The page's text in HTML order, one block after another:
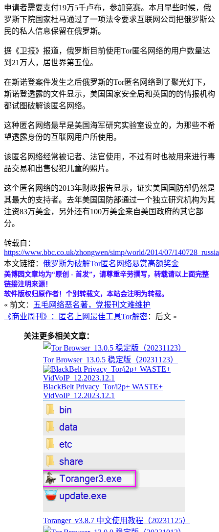
申请者需要支付19万5千卢布，参加竞赛。本月早些时候，俄
罗斯下院国家杜马通过了一项法令要求互联网公司把俄罗斯公
民的私人信息保留在俄罗斯。
据《卫报》报道，俄罗斯目前使用Tor匿名网络的用户数量达
到21万人，居世界第五位。
在斯诺登案件发生之后俄罗斯的Tor匿名网络到了聚光灯下，
斯诺登透露的文件显示，美国国家安全局和英国的的情报机构
都试图破解该匿名网络。
这种匿名网络最早是美国海军研究实验室设立的，为那些不希
望透露身份的互联网用户所使用。
该匿名网络经常被记者、法官使用，不过有时也被用来进行毒
品交易和出售侵犯儿童的照片。
这个匿名网络的2013年财政报告显示，证实美国国防部仍然是
其最大的支持者。去年美国国防部通过一个独立研究机构为其
注资83万美金，另外还有100万美金来自美国政府的其它部
分。
转载自：
https://www.bbc.co.uk/zhongwen/simp/world/2014/07/
本文链接： 俄罗斯为破解Tor匿名网络悬赏高额奖金
美博园文章均为“原创 - 首发”，请尊重辛劳撰写，转载请以上面完整
链接注明来源！
软件版权归原作者！个别转载文，本站会注明为转载。
« 前文：
五毛网络恶名著，党报刊文难维护
《商业周刊》：匿名上网最佳工具Tor解密 ：后文 »
关注更多相关文章：
Tor Browser_13.0.5 稳定版（20231123）
BlackBelt Privacy_Tor/i2p+ WASTE+
VidVoIP_12.2023.12.1
Toranger_v3.8.7 中文使用教程（20231125）